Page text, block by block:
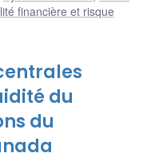
financière et risque
du
du